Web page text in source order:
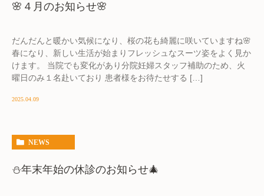
🌸４月のお知らせ🌸
だんだんと暖かい気候になり、桜の花も綺麗に咲いていますね🌸
春になり、新しい生活が始まりフレッシュなスーツ姿をよく見か
けます。 当院でも変化があり分院妊婦スタッフ補助のため、火
曜日のみ１名赴いており 患者様をお待たせする […]
2025.04.09
NEWS
⛄年末年始の休診のお知らせ🎄